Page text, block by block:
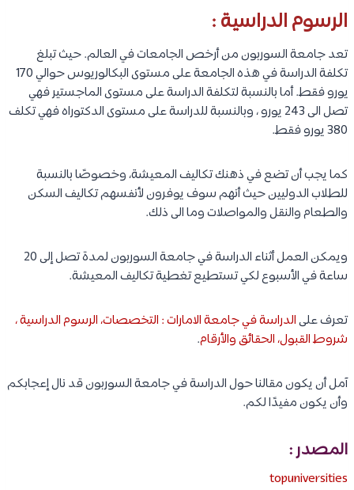
الرسوم الدراسية :
تعد جامعة السوربون من أرخص الجامعات في العالم. حيث تبلغ
تكلفة الدراسة في هذه الجامعة على مستوى البكالوريوس حوالي 170
يورو فقط. أما بالنسبة لتكلفة الدراسة على مستوى الماجستير فهي
تصل الى 243 يورو ، وبالنسبة للدراسة على مستوى الدكتوراه فهي تكلف
380 يورو فقط.
كما يجب أن تضع في ذهنك تكاليف المعيشة، وخصوصًا بالنسبة
للطلاب الدوليين حيث أنهم سوف يوفرون لأنفسهم تكاليف السكن
والطعام والنقل والمواصلات وما الى ذلك.
ويمكن العمل أثناء الدراسة في جامعة السوربون لمدة تصل إلى 20
ساعة في الأسبوع لكي تستطيع تغطية تكاليف المعيشة.
تعرف علىالدراسة في جامعة الامارات : التخصصات، الرسوم الدراسية ،
شروط القبول، الحقائق والأرقام.
آمل أن يكون مقالنا حول الدراسة في جامعة السوربون قد نال إعجابكم
وأن يكون مفيدًا لكم.
المصدر :
topuniversities